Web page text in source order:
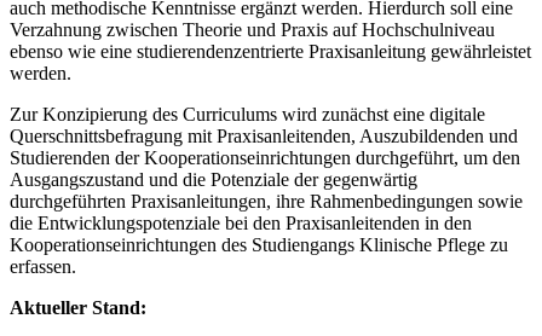
auch methodische Kenntnisse ergänzt werden. Hierdurch soll eine
Verzahnung zwischen Theorie und Praxis auf Hochschulniveau
ebenso wie eine studierendenzentrierte Praxisanleitung gewährleistet
werden.
Zur Konzipierung des Curriculums wird zunächst eine digitale
Querschnittsbefragung mit Praxisanleitenden, Auszubildenden und
Studierenden der Kooperationseinrichtungen durchgeführt, um den
Ausgangszustand und die Potenziale der gegenwärtig
durchgeführten Praxisanleitungen, ihre Rahmenbedingungen sowie
die Entwicklungspotenziale bei den Praxisanleitenden in den
Kooperationseinrichtungen des Studiengangs Klinische Pflege zu
erfassen.
Aktueller Stand: